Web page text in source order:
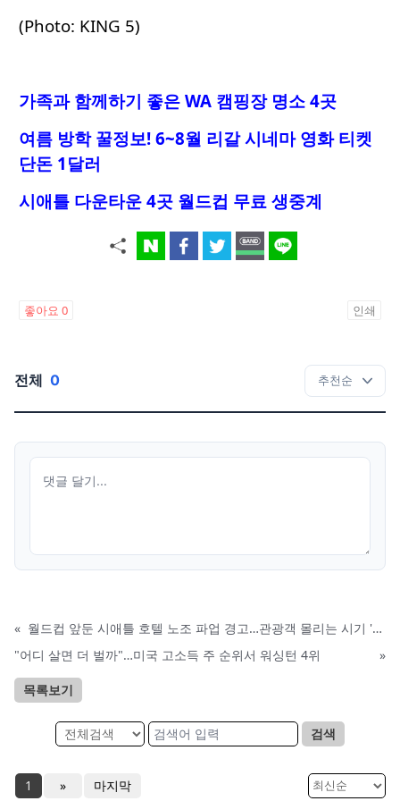
(Photo: KING 5)
가족과 함께하기 좋은 WA 캠핑장 명소 4곳
여름 방학 꿀정보! 6~8월 리갈 시네마 영화 티켓
단돈 1달러
시애틀 다운타운 4곳 월드컵 무료 생중계
좋아요 0 인쇄
전체 0
«
월드컵 앞둔 시애틀 호텔 노조 파업 경고…관광객 몰리는 시기 '초비상'
"어디 살면 더 벌까"…미국 고소득 주 순위서 워싱턴 4위
»
목록보기
검색
1 » 마지막